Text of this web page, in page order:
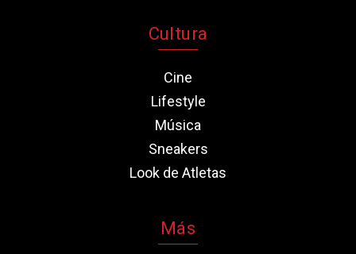
Cultura
Cine
Lifestyle
Música
Sneakers
Look de Atletas
Más